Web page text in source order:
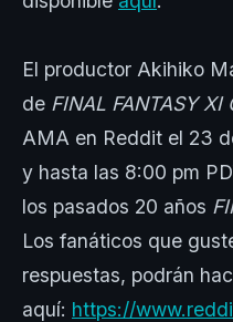
El productor Akihiko
de FINAL FANTASY XI
AMA en Reddit el 23
y hasta las 8:00 pm
los pasados 20 años
Los fanáticos que
respuestas, podrán
aquí: https://